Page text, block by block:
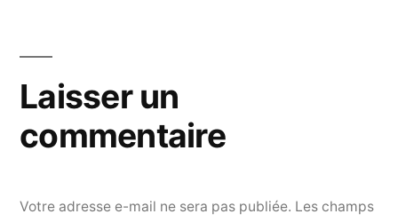
Laisser un
commentaire
Votre adresse e-mail ne sera pas publiée. Les champs